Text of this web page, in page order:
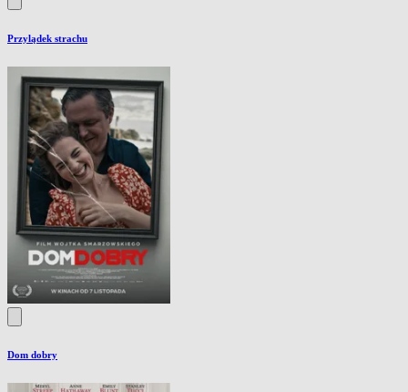
Przylądek strachu
Dom dobry